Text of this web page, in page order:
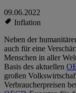
09.06.2022
Inflation
Neben der
auch für eine
Menschen in aller
Basis des aktuellen
großen
Verbraucherpreisen